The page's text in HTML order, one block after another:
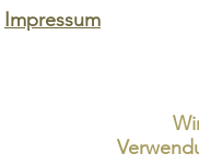
Impressum